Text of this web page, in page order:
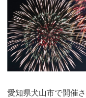
愛知県犬山市で開催